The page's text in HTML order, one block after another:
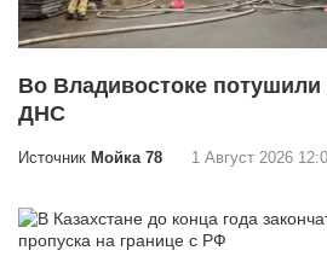
Во Владивостоке потушили
ДНС
Источник Мойка 78 1 Август 2026